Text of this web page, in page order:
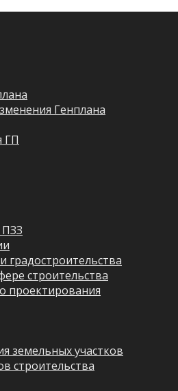
Генплана
ГП
градостроительства
строительства
проектирования
земельных участков
строительства